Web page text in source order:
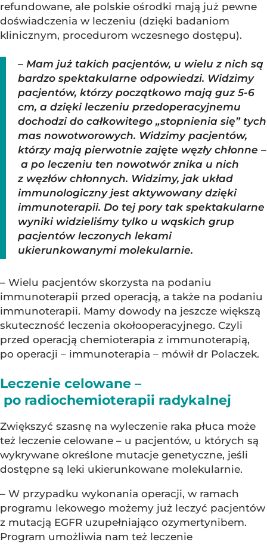
refundowane, ale polskie ośrodki mają już pewne
doświadczenia w leczeniu (dzięki badaniom
klinicznym, procedurom wczesnego dostępu).
– Mam już takich pacjentów, u wielu z nich są
bardzo spektakularne odpowiedzi. Widzimy
pacjentów, którzy początkowo mają guz 5-6
cm, a dzięki leczeniu przedoperacyjnemu
dochodzi do całkowitego „stopnienia się” tych
mas nowotworowych. Widzimy pacjentów,
którzy mają pierwotnie zajęte węzły chłonne –
a po leczeniu ten nowotwór znika u nich
z węzłów chłonnych. Widzimy, jak układ
immunologiczny jest aktywowany dzięki
immunoterapii. Do tej pory tak spektakularne
wyniki widzieliśmy tylko u wąskich grup
pacjentów leczonych lekami
ukierunkowanymi molekularnie.
– Wielu pacjentów skorzysta na podaniu
immunoterapii przed operacją, a także na podaniu
immunoterapii. Mamy dowody na jeszcze większą
skuteczność leczenia okołooperacyjnego. Czyli
przed operacją chemioterapia z immunoterapią,
po operacji – immunoterapia – mówił dr Polaczek.
Leczenie celowane –
po radiochemioterapii radykalnej
Zwiększyć szasnę na wyleczenie raka płuca może
też leczenie celowane – u pacjentów, u których są
wykrywane określone mutacje genetyczne, jeśli
dostępne są leki ukierunkowane molekularnie.
– W przypadku wykonania operacji, w ramach
programu lekowego możemy już leczyć pacjentów
z mutacją EGFR uzupełniająco ozymertynibem.
Program umożliwia nam też leczenie